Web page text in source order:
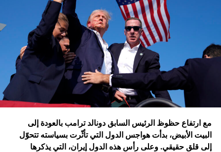
ترامب الذي أكّد أنّه سينهي الحروب
التي اندلعت في عهد بايدن، قد
يضغط على إسرائيل لوقف الحرب
في غزة
إدارة بايدن ونهاية منظومة.. وانتقام نتنياهو
فتح باباً كبيراً على تحوّلات جذرية في السياسة الأميركية وتعاطي
إسرائيل معها، أبرزها:
مع ارتفاع حظوظ الرئيس السابق دونالد ترامب بالعودة إلى
البيت الأبيض، بدأت هواجس الدول التي تأثّرت بسياسته تتحوّل
إلى قلق حقيقي. وعلى رأس هذه الدول إيران، التي يذكرها